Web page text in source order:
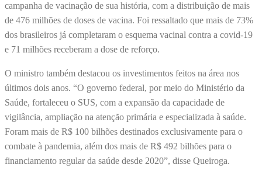
campanha de vacinação de sua história, com a distribuição de mais
de 476 milhões de doses de vacina. Foi ressaltado que mais de 73%
dos brasileiros já completaram o esquema vacinal contra a covid-19
e 71 milhões receberam a dose de reforço.
O ministro também destacou os investimentos feitos na área nos
últimos dois anos. “O governo federal, por meio do Ministério da
Saúde, fortaleceu o SUS, com a expansão da capacidade de
vigilância, ampliação na atenção primária e especializada à saúde.
Foram mais de R$ 100 bilhões destinados exclusivamente para o
combate à pandemia, além dos mais de R$ 492 bilhões para o
financiamento regular da saúde desde 2020”, disse Queiroga.